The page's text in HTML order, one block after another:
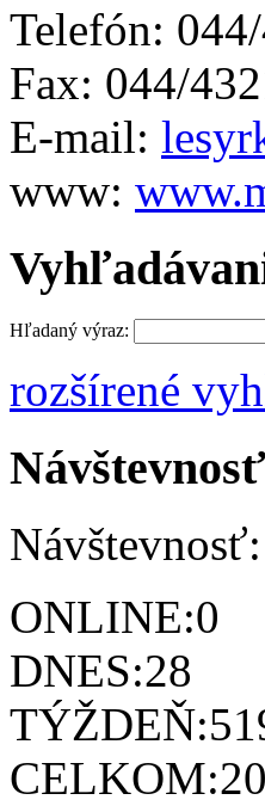
Telefón:
Fax: 044/
E-mail:
www:
Hľadaný výraz:
rozšírené
Návštevnosť
Návštevnosť:
ONLINE:0
DNES:28
TÝŽDEŇ:
CELKOM: